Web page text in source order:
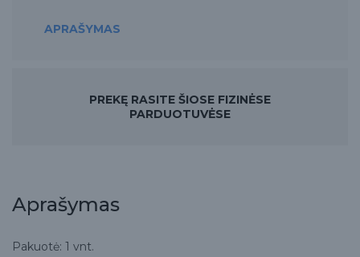
APRAŠYMAS
PREKĘ RASITE ŠIOSE FIZINĖSE
PARDUOTUVĖSE
Aprašymas
Pakuotė: 1 vnt.